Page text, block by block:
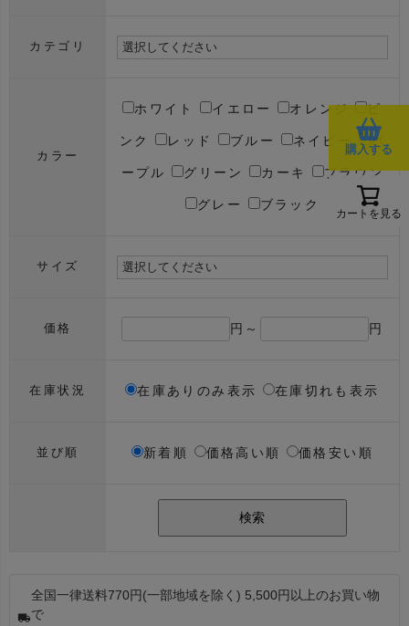
購入する
カートを見る
カテゴリ
カラー
ホワイト イエロー オレンジ ピ
ンク レッド ブルー ネイビー パ
ープル グリーン カーキ ブラウン
グレー ブラック
サイズ
価格 円～ 円
在庫状況 在庫ありのみ表示 在庫切れも表示
並び順 新着順 価格高い順 価格安い順
検索
全国一律送料770円(一部地域を除く) 5,500円以上のお買い物
で